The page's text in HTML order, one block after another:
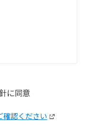
に同意
確認ください